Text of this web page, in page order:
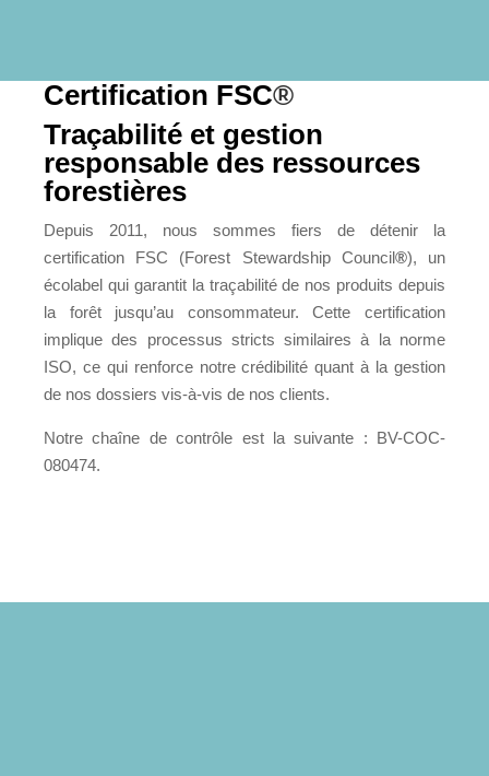
Certification FSC®
Traçabilité et gestion
responsable des ressources
forestières
Depuis 2011, nous sommes fiers de détenir la
certification FSC (Forest Stewardship Council®), un
écolabel qui garantit la traçabilité de nos produits depuis
la forêt jusqu’au consommateur. Cette certification
implique des processus stricts similaires à la norme
ISO, ce qui renforce notre crédibilité quant à la gestion
de nos dossiers vis-à-vis de nos clients.
Notre chaîne de contrôle est la suivante : BV-COC-
080474.